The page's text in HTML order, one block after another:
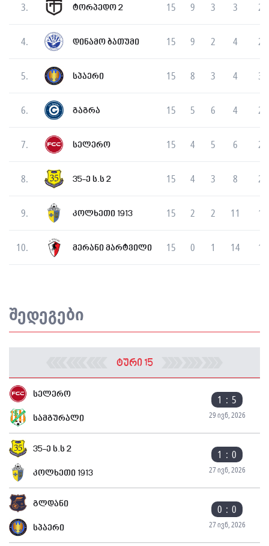
3. ტორპედო 2 15 9 3 3 20
4. დინამო ბათუმი 15 9 2 4 22
5. სპაერი 15 8 3 4 31
6. გაგრა 15 5 6 4 27
7. სელერო 15 4 5 6 29
8. 35-ე ს.ს 2 15 4 3 8 22
9. კოლხეთი 1913 15 2 2 11 10
10. მერანი მარტვილი 15 0 1 14 10
შედეგები
ტური 15
სელერო 1 : 5
29 ივნ, 2026
სამგურალი
35-ე ს.ს 2 1 : 0
27 ივნ, 2026
კოლხეთი 1913
გლდანი 0 : 0
27 ივნ, 2026
სპაერი